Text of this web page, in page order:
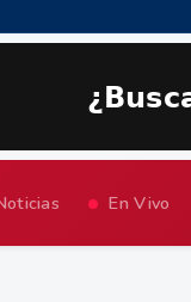
En Vivo